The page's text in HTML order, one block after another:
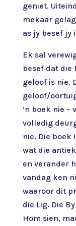
geniet.
mekaar
as jy besef jy
Ek sal
besef dat die
geloof is nie.
geloof/
’n boek nie –
volledig
nie. Die boek
wat die
en verander
vandag ken
waaroor dit
die Lig. Die
Hom sien,